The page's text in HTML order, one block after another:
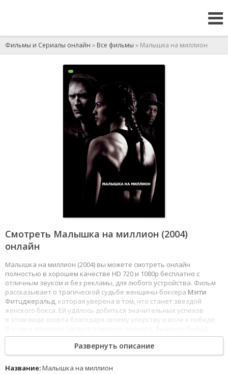
Фильмы и Сериалы онлайн » Все фильмы » Малышка на миллион
Смотреть Малышка на миллион (2004)
онлайн
Малышка на миллион (2004) вы можете смотреть онлайн
полностью в хорошем качестве HD 720 и 1080p бесплатно с
отличным звуком и без рекламы, для любого устройства. Фильм
рассказывает о трагической судьбе женщины-боксера Мэгги
Фитцджеральд, которая уверена в том, что станет звездой
женского бокса. Ей удалось добиться значительных успехов
в этом виде спорта благодаря своему упорству и воле к победе.
который получил в лице Мэгги лучшего в своей жизни
Междуними возникли крепкие, почти семейные,
отношения, которые не получили развития из-за трагического
случая, произошедшего на ринге. Мэгги получила перелом
Развернуть описание
Название:Малышка на миллион